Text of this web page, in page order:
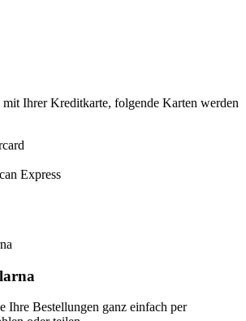
mit Ihrer Kreditkarte, folgende Karten werden
Ihre Bestellungen ganz einfach per